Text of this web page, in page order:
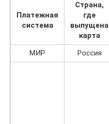
Платежная
система
Страна,
где
выпущена
карта
МИР Россия